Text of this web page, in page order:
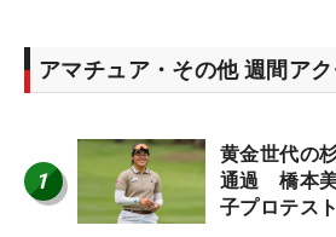
アマチュア・その他 週間ア
1
黄金世代の
通過 橋本
子プロテス